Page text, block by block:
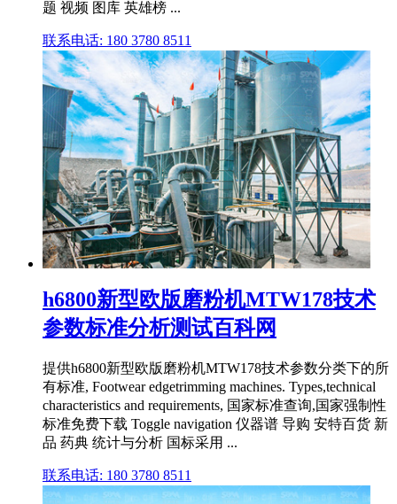
题 视频 图库 英雄榜 ...
联系电话: 180 3780 8511
h6800新型欧版磨粉机MTW178技术
参数标准分析测试百科网
提供h6800新型欧版磨粉机MTW178技术参数分类下的所
有标准, Footwear edgetrimming machines. Types,technical
characteristics and requirements, 国家标准查询,国家强制性
标准免费下载 Toggle navigation 仪器谱 导购 安特百货 新
品 药典 统计与分析 国标采用 ...
联系电话: 180 3780 8511